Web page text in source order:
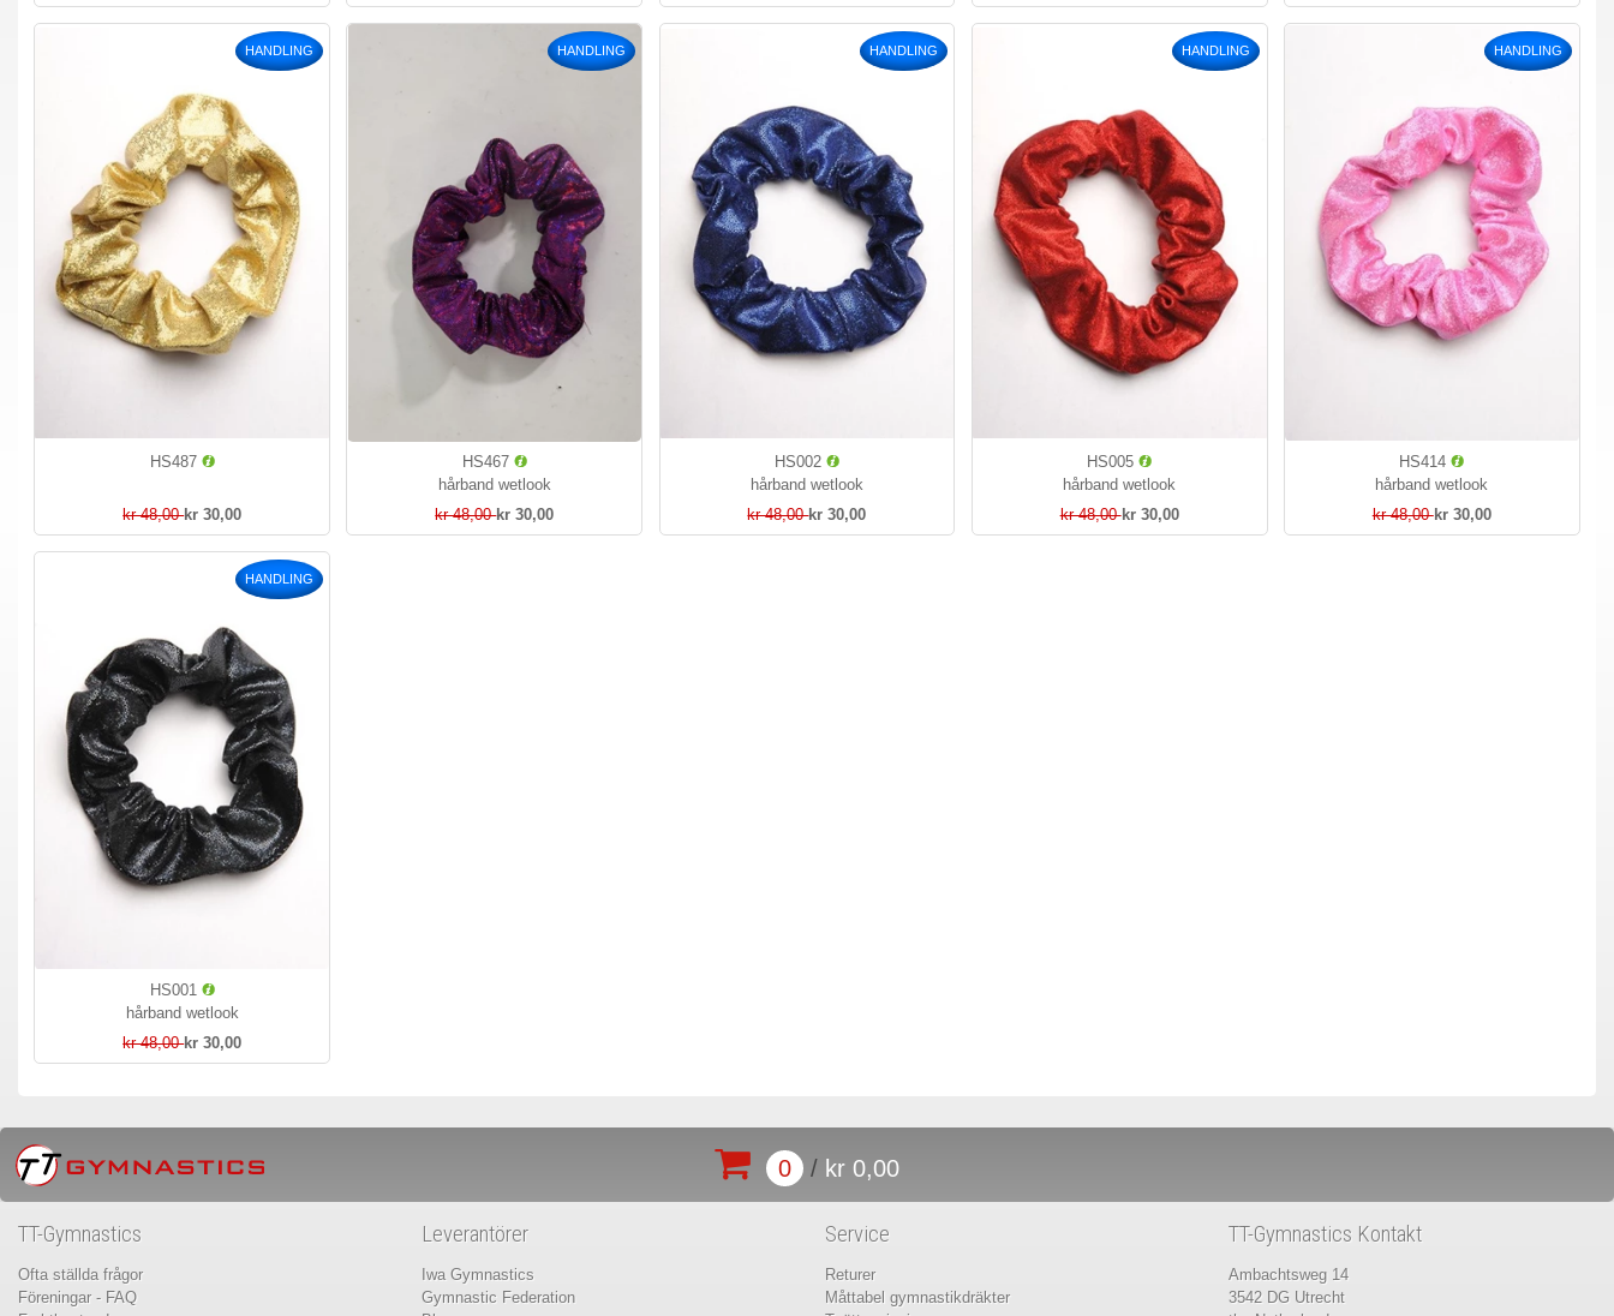
HANDLING
HS487
kr 48,00kr 30,00
HANDLING
HS467
hårband wetlook
kr 48,00kr 30,00
HANDLING
HS002
hårband wetlook
kr 48,00kr 30,00
HANDLING
HS005
hårband wetlook
kr 48,00kr 30,00
HANDLING
HS414
hårband wetlook
kr 48,00kr 30,00
HANDLING
HS001
hårband wetlook
kr 48,00kr 30,00
0 / kr 0,00
TT-Gymnastics
Ofta ställda frågor
Föreningar - FAQ
Leverantörer
Iwa Gymnastics
Gymnastic Federation
Service
Returer
Måttabel gymnastikdräkter
TT-Gymnastics Kontakt
Ambachtsweg 14
3542 DG Utrecht